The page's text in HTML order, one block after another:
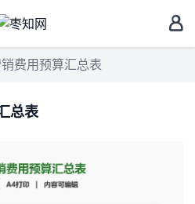
费用预算汇总表
总表